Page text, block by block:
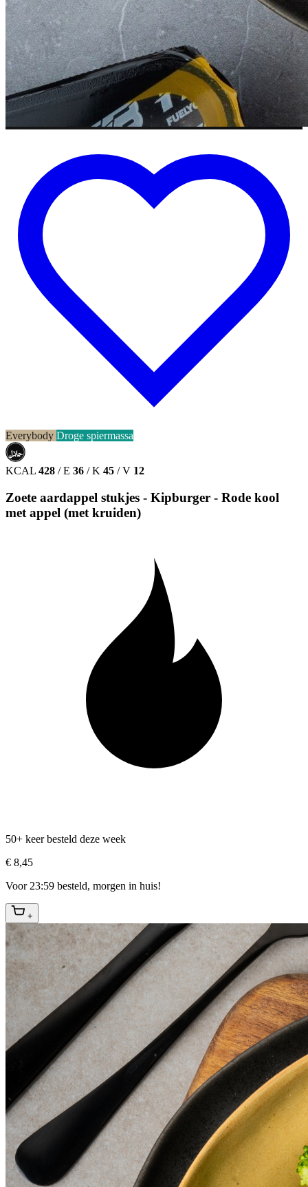
Everybody Droge spiermassa
حلال
HALAL
KCAL 428 / E 36 / K 45 / V 12
Zoete aardappel stukjes - Kipburger - Rode kool
met appel (met kruiden)
50+ keer besteld deze week
€ 8,45
Voor 23:59 besteld, morgen in huis!
+